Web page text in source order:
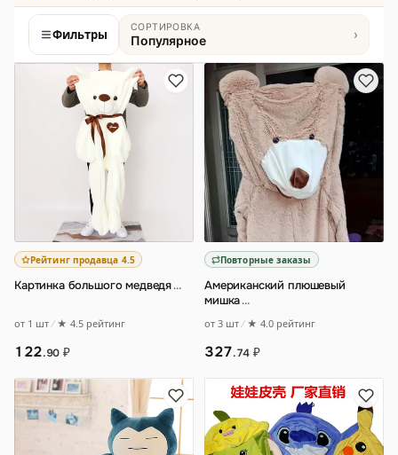
Фильтры СОРТИРОВКА
Популярное ›
Товары
Рейтинг продавца 4.5
Картинка большого медведя…
от 1 шт ★ 4.5 рейтинг
122.90 ₽
Повторные заказы
Американский плюшевый
мишка…
от 3 шт ★ 4.0 рейтинг
327.74 ₽